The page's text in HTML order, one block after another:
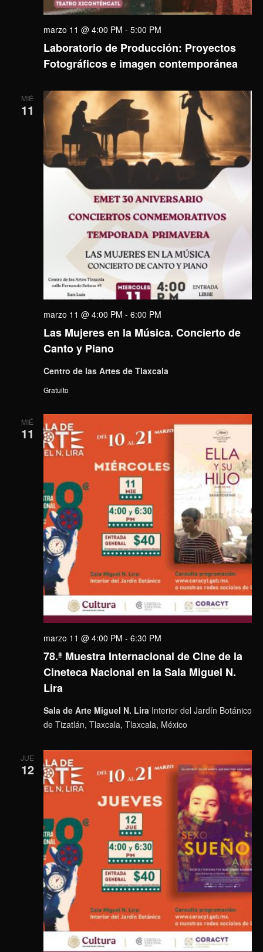
Laboratorio de Producción: Proyectos
Fotográficos e imagen contemporánea
marzo 11 @ 4:00 PM - 5:00 PM
MIÉ
11
Las Mujeres en la Música. Concierto de
Canto y Piano
marzo 11 @ 4:00 PM - 6:00 PM
Centro de las Artes de Tlaxcala
Gratuito
MIÉ
11
78.ª Muestra Internacional de Cine de la
Cineteca Nacional en la Sala Miguel N.
Lira
marzo 11 @ 4:00 PM - 6:30 PM
Sala de Arte Miguel N. Lira Interior del Jardín Botánico
de Tizatlán, Tlaxcala, Tlaxcala, México
JUE
12